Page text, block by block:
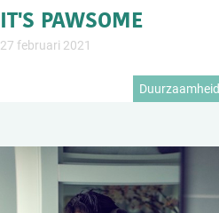
IT'S PAWSOME
27 februari 2021
Duurzaamheid